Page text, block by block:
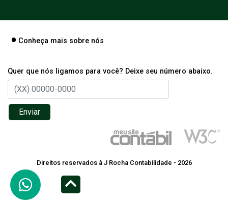
Conheça mais sobre nós
Quer que nós ligamos para você? Deixe seu número abaixo.
Enviar
Direitos reservados à J Rocha Contabilidade - 2026